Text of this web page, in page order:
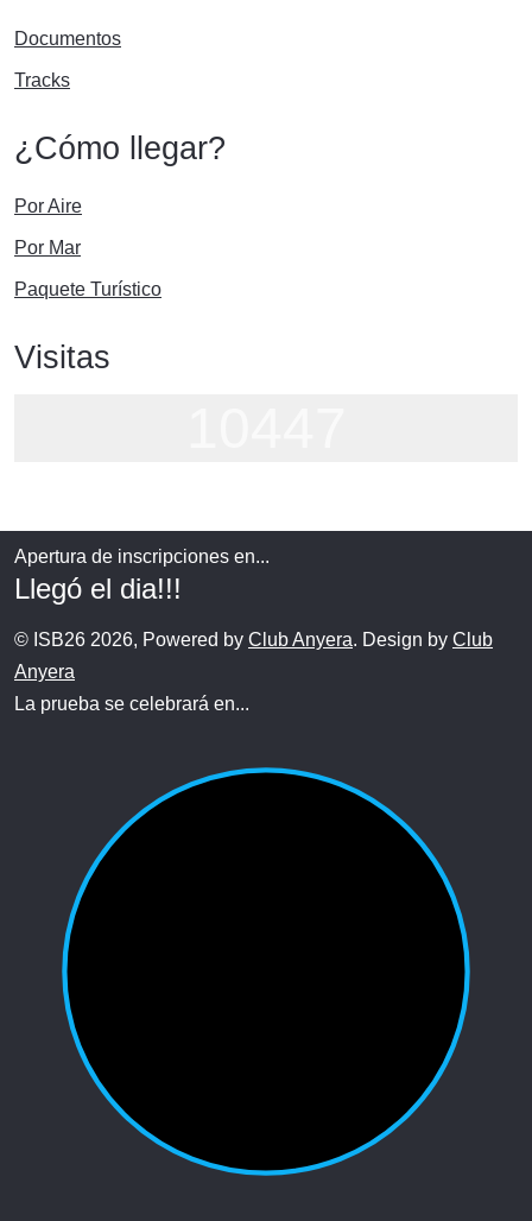
Documentos
Tracks
¿Cómo llegar?
Por Aire
Por Mar
Paquete Turístico
Visitas
Apertura de inscripciones en...
Llegó el dia!!!
© ISB26 2026, Powered by Club Anyera. Design by Club
Anyera
La prueba se celebrará en...